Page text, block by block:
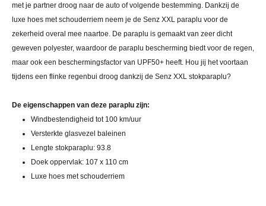
met je partner droog naar de auto of volgende bestemming. Dankzij de
luxe hoes met schouderriem neem je de Senz XXL paraplu voor de
zekerheid overal mee naartoe. De paraplu is gemaakt van zeer dicht
geweven polyester, waardoor de paraplu bescherming biedt voor de regen,
maar ook een beschermingsfactor van UPF50+ heeft. Hou jij het voortaan
tijdens een flinke regenbui droog dankzij de Senz XXL stokparaplu?
De eigenschappen van deze paraplu zijn:
Windbestendigheid tot 100 km/uur
Versterkte glasvezel baleinen
Lengte stokparaplu: 93.8
Doek oppervlak: 107 x 110 cm
Luxe hoes met schouderriem